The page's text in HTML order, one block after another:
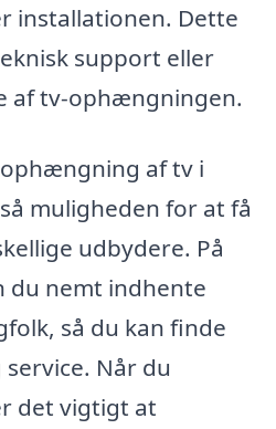
installationen. Dette
support eller
af tv-ophængningen.
af tv i
muligheden for at få
udbydere. På
du nemt indhente
så du kan finde
Når du
det vigtigt at